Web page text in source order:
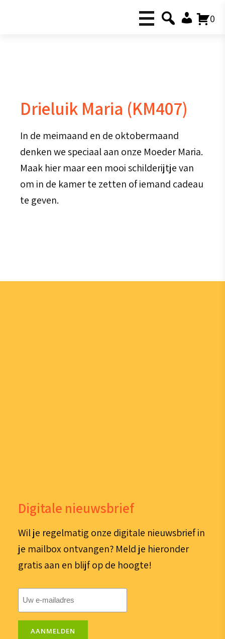
0
Drieluik Maria (KM407)
In de meimaand en de oktobermaand
denken we speciaal aan onze Moeder Maria.
Maak hier maar een mooi schilderijtje van
om in de kamer te zetten of iemand cadeau
te geven.
Digitale nieuwsbrief
Wil je regelmatig onze digitale nieuwsbrief in
je mailbox ontvangen? Meld je hieronder
gratis aan en blijf op de hoogte!
mailadres
AANMELDEN